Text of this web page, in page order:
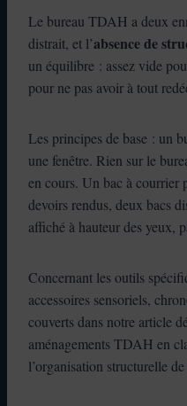
Le bureau TDAH a deux
distrait, et l’absence de
un équilibre : assez vide
pour ne pas avoir à tout
Les principes de base : un
une fenêtre. Rien sur le
en cours. Un bac à courrier
devoirs rendus, deux bacs
affiché à hauteur des yeux,
Concernant les outils
accessoires sensoriels,
couverts dans notre article
aménagements TDAH en
l’organisation structurelle de